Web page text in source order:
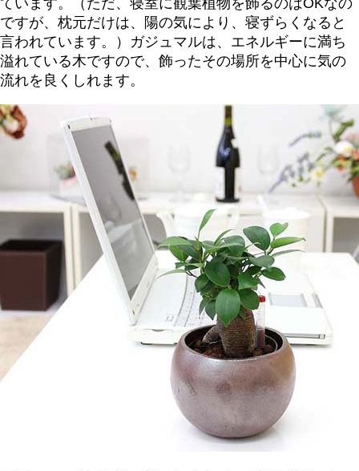
ています。（ただ、寝室に観葉植物を飾るのはOKなの
ですが、枕元だけは、陽の気により、寝ずらくなると
言われています。）ガジュマルは、エネルギーに満ち
溢れている木ですので、飾ったその場所を中心に気の
流れを良くしれます。